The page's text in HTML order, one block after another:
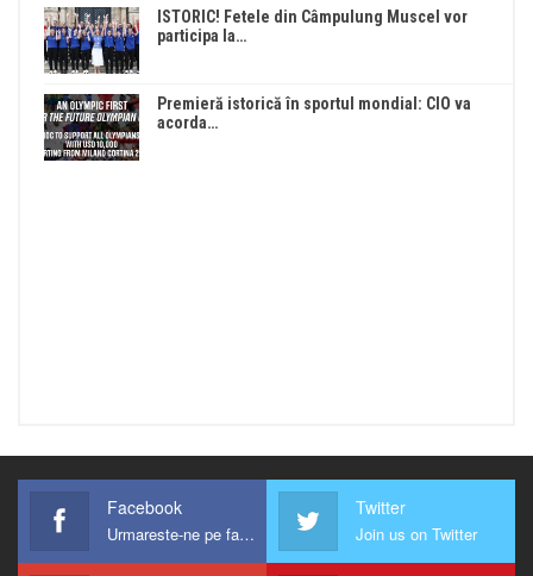
ISTORIC! Fetele din Câmpulung Muscel vor
participa la…
Premieră istorică în sportul mondial: CIO va
acorda…
Facebook
Urmareste-ne pe facebook !
Twitter
Join us on Twitter